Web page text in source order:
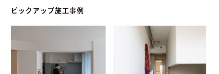
ピックアップ施工事例